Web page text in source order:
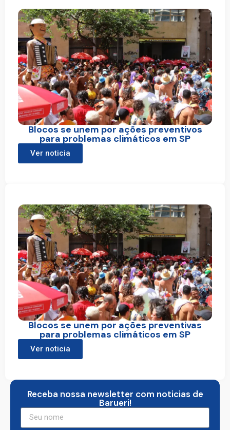
Blocos se unem por ações preventivos
para problemas climáticos em SP
Ver noticia
Blocos se unem por ações preventivas
para problemas climáticos em SP
Ver noticia
Receba nossa newsletter com noticias de
Barueri!